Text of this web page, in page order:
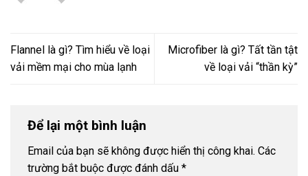
Flannel là gì? Tìm hiểu về loại
vải mềm mại cho mùa lạnh
Microfiber là gì? Tất tần tật
về loại vải “thần kỳ”
Để lại một bình luận
Email của bạn sẽ không được hiển thị công khai. Các
trường bắt buộc được đánh dấu *